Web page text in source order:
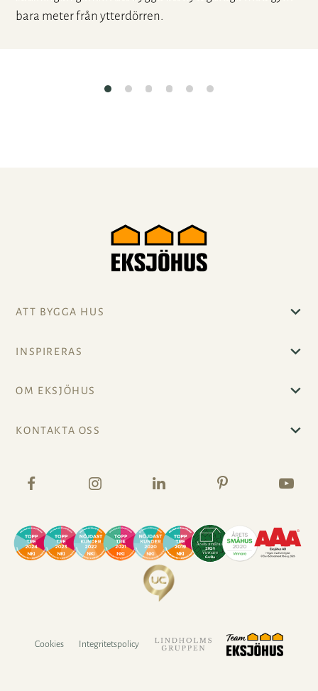
bara meter från ytterdörren.
ATT BYGGA HUS
INSPIRERAS
OM EKSJÖHUS
KONTAKTA OSS
Cookies Integritetspolicy